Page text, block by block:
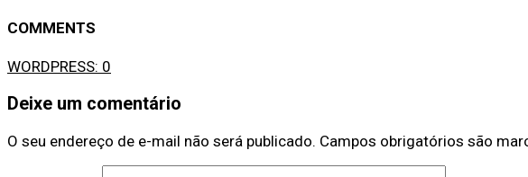
COMMENTS
WORDPRESS: 0
Deixe um comentário
O seu endereço de e-mail não será publicado. Campos obrigatórios são